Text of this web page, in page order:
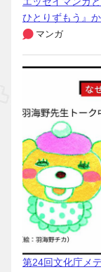
ひとりずもう』
マンガ
第24回文化庁メ